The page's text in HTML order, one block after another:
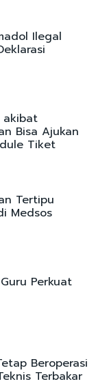
Ilegal
akibat
Bisa Ajukan
Tiket
Tertipu
Medsos
Perkuat
Beroperasi
Terbakar